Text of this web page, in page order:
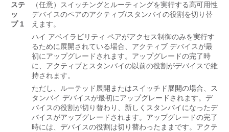
ステ
ッ
プ 1
（任意）スイッチングとルーティングを実行する高可用性
デバイスのペアのアクティブ/スタンバイの役割を切り替
えます。
ハイ アベイラビリティ ペアがアクセス制御のみを実行す
るために展開されている場合、アクティブ デバイスが最
初にアップグレードされます。アップグレードの完了時
に、アクティブとスタンバイの以前の役割がデバイスで維
持されます。
ただし、ルーテッド展開またはスイッチド展開の場合、ス
タンバイ デバイスが最初にアップグレードされます。デ
バイスの役割が切り替わり、新しくスタンバイになったデ
バイスがアップグレードされます。アップグレードの完了
時には、デバイスの役割は切り替わったままです。アクテ